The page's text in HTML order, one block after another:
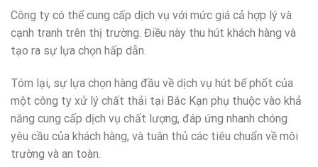
Công ty có thể cung cấp dịch vụ với mức giá cả hợp lý và
cạnh tranh trên thị trường. Điều này thu hút khách hàng và
tạo ra sự lựa chọn hấp dẫn.
Tóm lại, sự lựa chọn hàng đầu về dịch vụ hút bể phốt của
một công ty xử lý chất thải tại Bắc Kạn phụ thuộc vào khả
năng cung cấp dịch vụ chất lượng, đáp ứng nhanh chóng
yêu cầu của khách hàng, và tuân thủ các tiêu chuẩn về môi
trường và an toàn.